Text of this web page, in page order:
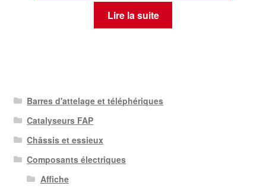
Lire la suite
Barres d'attelage et téléphériques
Catalyseurs FAP
Châssis et essieux
Composants électriques
Affiche